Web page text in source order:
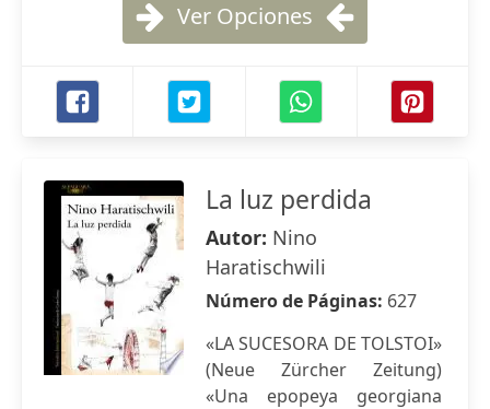
Ver Opciones
La luz perdida
Autor: Nino
Haratischwili
Número de Páginas: 627
«LA SUCESORA DE TOLSTOI»
(Neue Zürcher Zeitung)
«Una epopeya georgiana